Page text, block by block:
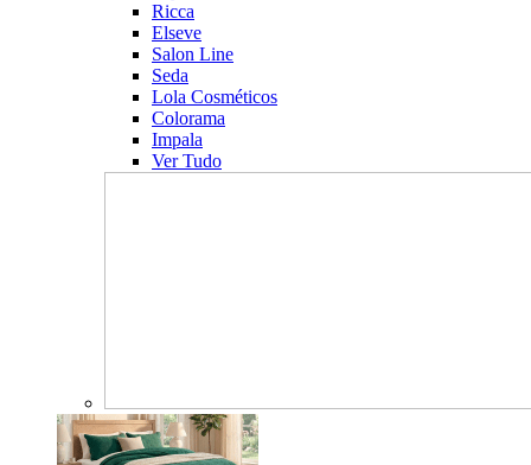
Ricca
Elseve
Salon Line
Seda
Lola Cosméticos
Colorama
Impala
Ver Tudo